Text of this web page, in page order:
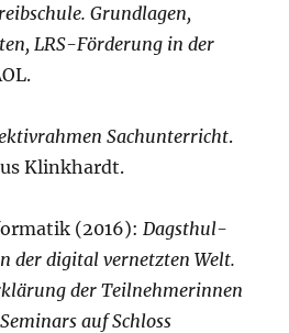
Grundlagen,
LRS-Förderung in der
Sachunterricht.
Klinkhardt.
(2016):Dagsthul-
der digital vernetzten Welt.
der Teilnehmerinnen
auf Schloss